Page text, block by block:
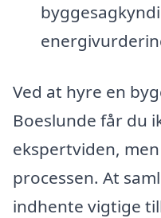
Ved at hyre en
Boeslunde får du
ekspertviden,
processen. At
indhente vigtige